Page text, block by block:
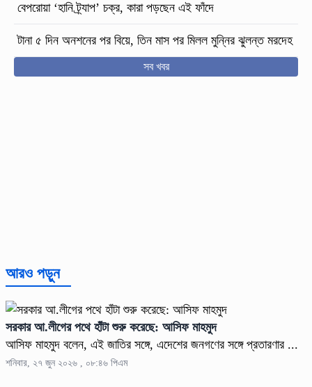
বেপরোয়া ‘হানি ট্র্যাপ’ চক্র, কারা পড়ছেন এই ফাঁদে
টানা ৫ দিন অনশনের পর বিয়ে, তিন মাস পর মিলল মুন্নির ঝুলন্ত মরদেহ
সব খবর
আরও পড়ুন
সরকার আ.লীগের পথে হাঁটা শুরু করেছে: আসিফ মাহমুদ
আসিফ মাহমুদ বলেন, এই জাতির সঙ্গে, এদেশের জনগণের সঙ্গে প্রতারণার ...
শনিবার, ২৭ জুন ২০২৬ , ০৮:৪৬ পিএম